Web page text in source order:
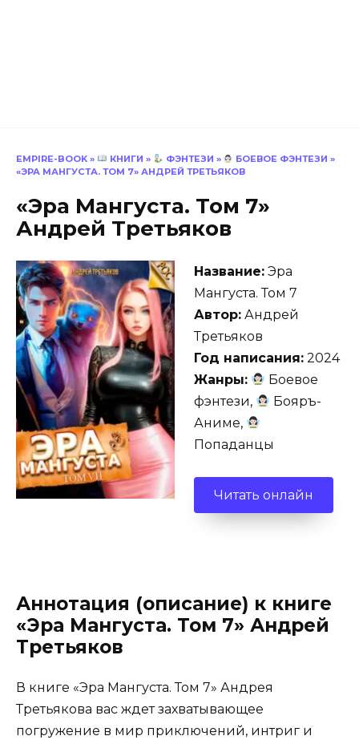
EMPIRE-BOOK » КНИГИ » ФЭНТЕЗИ » БОЕВОЕ ФЭНТЕЗИ »
«ЭРА МАНГУСТА. ТОМ 7» АНДРЕЙ ТРЕТЬЯКОВ
«Эра Мангуста. Том 7»
Андрей Третьяков
Название: Эра
Мангуста. Том 7
Автор: Андрей
Третьяков
Год написания: 2024
Жанры:
Боевое
фэнтези,
Бояръ-
Аниме,
Попаданцы
Читать онлайн
Аннотация (описание) к книге
«Эра Мангуста. Том 7» Андрей
Третьяков
В книге «Эра Мангуста. Том 7» Андрея
Третьякова вас ждет захватывающее
погружение в мир приключений, интриг и